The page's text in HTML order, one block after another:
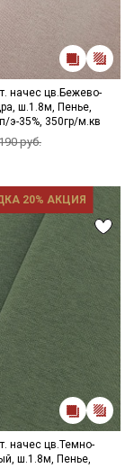
начес цв.Бежево-
ш.1.8м, Пенье,
э-35%, 350гр/м.кв
руб.
20% АКЦИЯ
начес цв.Темно-
ш.1.8м, Пенье,
узкие